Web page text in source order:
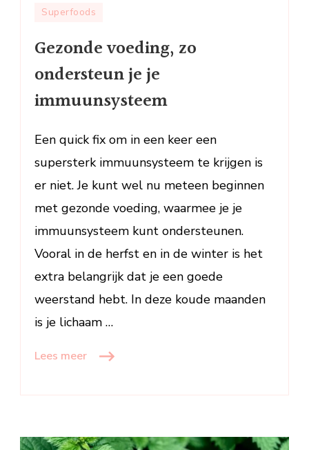
je
Superfoods
Gezonde voeding, zo
ondersteun je je
immuunsysteem
Een quick fix om in een keer een
supersterk immuunsysteem te krijgen is
er niet. Je kunt wel nu meteen beginnen
met gezonde voeding, waarmee je je
immuunsysteem kunt ondersteunen.
Vooral in de herfst en in de winter is het
extra belangrijk dat je een goede
weerstand hebt. In deze koude maanden
is je lichaam …
Lees meer